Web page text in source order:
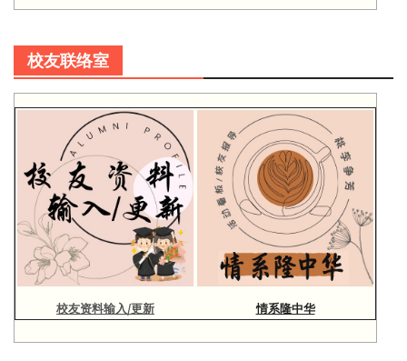
校友联络室
校友资料输入/更新 情系隆中华